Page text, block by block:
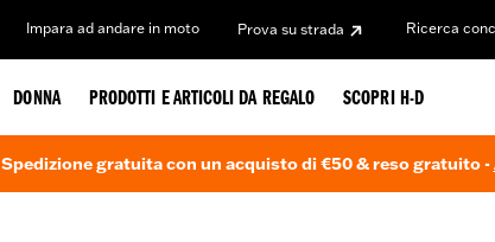
Impara ad andare in moto Prova su strada Ricerca
DONNA PRODOTTI E ARTICOLI DA REGALO SCOPRI H-D
Spedizione gratuita con un acquisto di €50 & reso gratuito -